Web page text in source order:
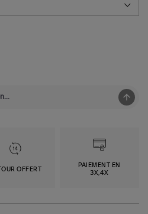
OFFERT
PAIEMENT EN
3X,4X